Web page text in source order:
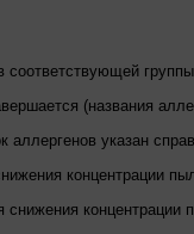
(названия
указан
концентрации
снижения концентрации